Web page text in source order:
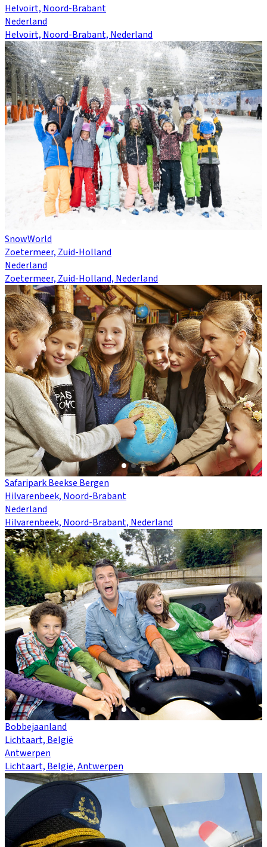
Helvoirt, Noord-Brabant
Nederland
Helvoirt, Noord-Brabant, Nederland
SnowWorld
Zoetermeer, Zuid-Holland
Nederland
Zoetermeer, Zuid-Holland, Nederland
Safaripark Beekse Bergen
Hilvarenbeek, Noord-Brabant
Nederland
Hilvarenbeek, Noord-Brabant, Nederland
Bobbejaanland
Lichtaart, België
Antwerpen
Lichtaart, België, Antwerpen